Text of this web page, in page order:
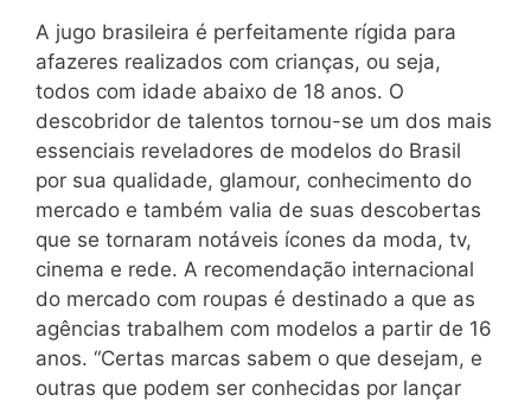
A jugo brasileira é perfeitamente rígida para
afazeres realizados com crianças, ou seja,
todos com idade abaixo de 18 anos. O
descobridor de talentos tornou-se um dos mais
essenciais reveladores de modelos do Brasil
por sua qualidade, glamour, conhecimento do
mercado e também valia de suas descobertas
que se tornaram notáveis ícones da moda, tv,
cinema e rede. A recomendação internacional
do mercado com roupas é destinado a que as
agências trabalhem com modelos a partir de 16
anos. “Certas marcas sabem o que desejam, e
outras que podem ser conhecidas por lançar